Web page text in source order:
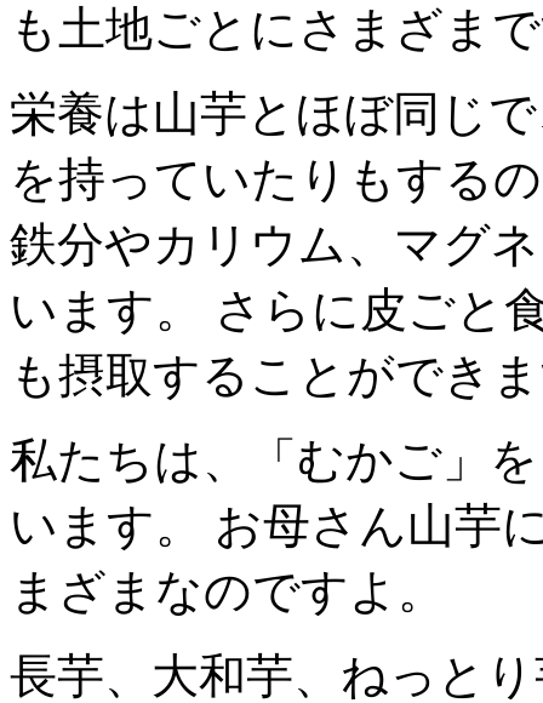
も土地ごとにさまざま
栄養は山芋とほぼ同じ
を持っていたりもする
鉄分やカリウム、マグ
います。 さらに皮ごと
も摂取することができ
私たちは、「むかご」
います。 お母さん山芋
まざまなのですよ。
長芋、大和芋、ねっと